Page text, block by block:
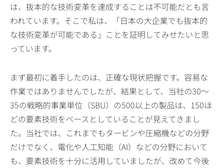
は、抜本的な技術変革を達成することは不可能だとも言
われています。そこで私は、「日本の大企業でも抜本的
な技術変革が可能である」ことを証明してみせたいと思
っています。
まず最初に着手したのは、正確な現状把握です。容易な
作業ではありませんでしたが、結果として、当社の30～
35の戦略的事業単位（SBU）の500以上の製品は、150ほ
どの要素技術をベースとしていることが見えてきまし
た。当社では、これまでもタービンや圧縮機などの分野
だけでなく、電化や人工知能（AI）などの分野において
も、要素技術を十分に活用していましたが、改めて今後